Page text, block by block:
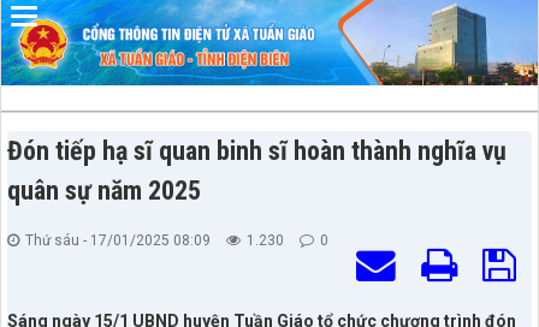
Đón tiếp hạ sĩ quan binh sĩ hoàn thành nghĩa vụ
quân sự năm 2025
Thứ sáu - 17/01/2025 08:09 1.230 0
Sáng ngày 15/1 UBND huyện Tuần Giáo tổ chức chương trình đón
Đã kết nối EMC